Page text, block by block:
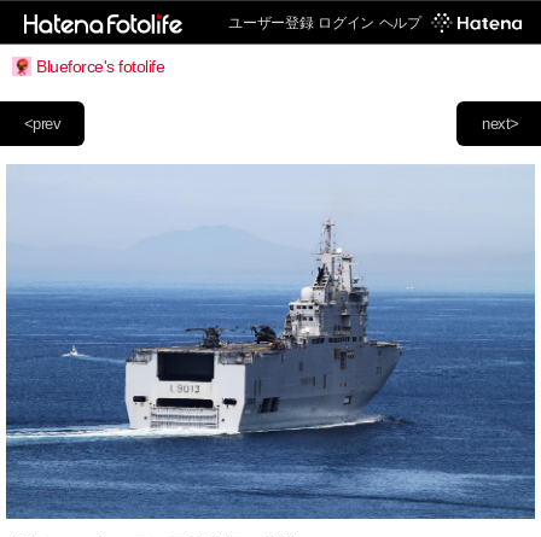
ユーザー登録 ログイン ヘルプ
Blueforce's fotolife
next>
<prev